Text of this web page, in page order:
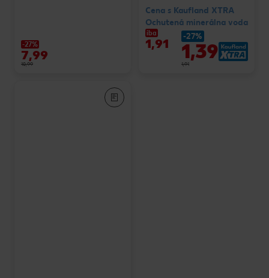
-27%
7,99
10,99
Cena s Kaufland XTRA
Ochutená minerálna voda
iba
1,91 -27%
1,39
1,91